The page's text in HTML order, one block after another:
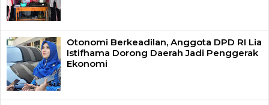
Otonomi Berkeadilan, Anggota DPD RI Lia
Istifhama Dorong Daerah Jadi Penggerak
Ekonomi